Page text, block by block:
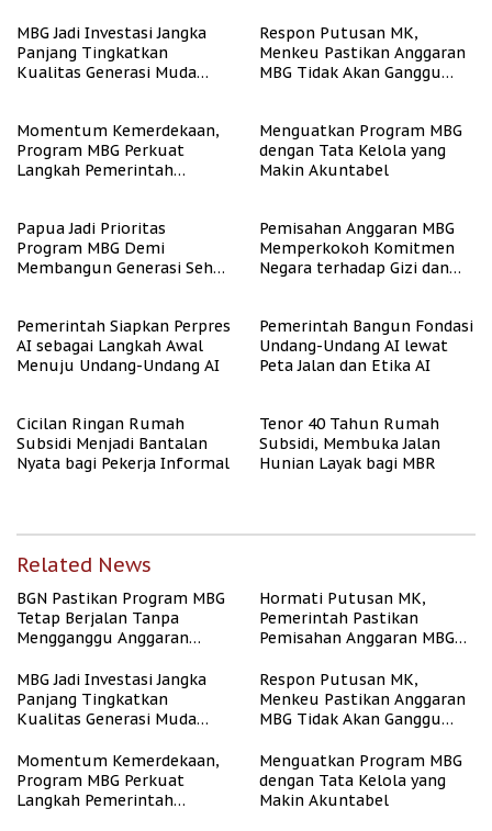
MBG Jadi Investasi Jangka
Panjang Tingkatkan
Kualitas Generasi Muda
Respon Putusan MK,
Menkeu Pastikan Anggaran
MBG Tidak Akan Ganggu
Momentum Kemerdekaan,
Program MBG Perkuat
Langkah Pemerintah
Menguatkan Program MBG
dengan Tata Kelola yang
Makin Akuntabel
Papua Jadi Prioritas
Program MBG Demi
Membangun Generasi Sehat
Pemisahan Anggaran MBG
Memperkokoh Komitmen
Negara terhadap Gizi dan
Pemerintah Siapkan Perpres
AI sebagai Langkah Awal
Menuju Undang-Undang AI
Pemerintah Bangun Fondasi
Undang-Undang AI lewat
Peta Jalan dan Etika AI
Cicilan Ringan Rumah
Subsidi Menjadi Bantalan
Nyata bagi Pekerja Informal
Tenor 40 Tahun Rumah
Subsidi, Membuka Jalan
Hunian Layak bagi MBR
Related News
BGN Pastikan Program MBG
Tetap Berjalan Tanpa
Mengganggu Anggaran
Hormati Putusan MK,
Pemerintah Pastikan
Pemisahan Anggaran MBG
MBG Jadi Investasi Jangka
Panjang Tingkatkan
Kualitas Generasi Muda
Respon Putusan MK,
Menkeu Pastikan Anggaran
MBG Tidak Akan Ganggu
Momentum Kemerdekaan,
Program MBG Perkuat
Langkah Pemerintah
Menguatkan Program MBG
dengan Tata Kelola yang
Makin Akuntabel